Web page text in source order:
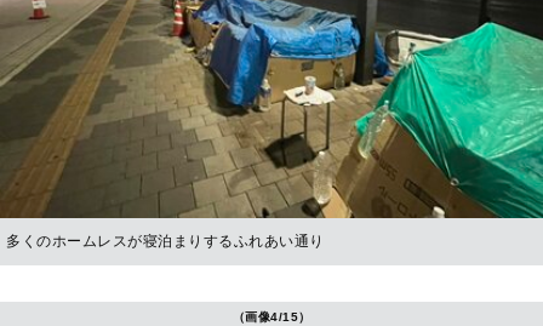
多くのホームレスが寝泊まりするふれあい通り
（画像4/15）